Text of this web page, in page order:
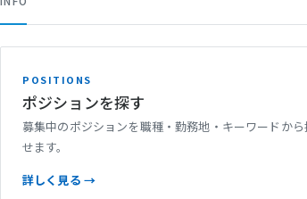
POSITIONS
ポジションを探す
募集中のポジションを職種・勤務地・キーワードか
せます。
詳しく見る